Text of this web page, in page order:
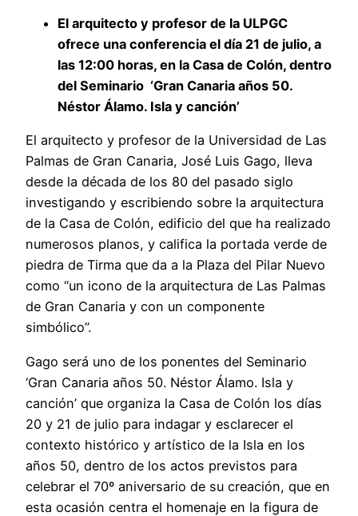
El arquitecto y profesor de la ULPGC
ofrece una conferencia el día 21 de julio, a
las 12:00 horas, en la Casa de Colón, dentro
del Seminario ‘Gran Canaria años 50.
Néstor Álamo. Isla y canción’
El arquitecto y profesor de la Universidad de Las
Palmas de Gran Canaria, José Luis Gago, lleva
desde la década de los 80 del pasado siglo
investigando y escribiendo sobre la arquitectura
de la Casa de Colón, edificio del que ha realizado
numerosos planos, y califica la portada verde de
piedra de Tirma que da a la Plaza del Pilar Nuevo
como “un icono de la arquitectura de Las Palmas
de Gran Canaria y con un componente
simbólico”.
Gago será uno de los ponentes del Seminario
‘Gran Canaria años 50. Néstor Álamo. Isla y
canción’ que organiza la Casa de Colón los días
20 y 21 de julio para indagar y esclarecer el
contexto histórico y artístico de la Isla en los
años 50, dentro de los actos previstos para
celebrar el 70º aniversario de su creación, que en
esta ocasión centra el homenaje en la figura de